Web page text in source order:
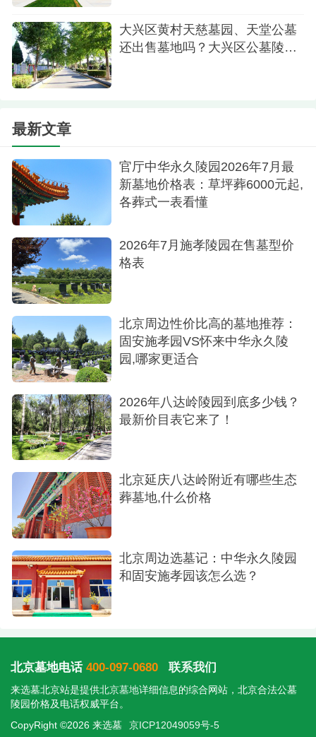
北京大兴天堂公墓是大部分朋友进行了解之
后，都会觉得十分满意的公墓，而且管理也十分完
善，所以任何时间都会有工作人员值班，也不需要
担心墓地管理不善或者其他的安全问题了。时间比
详细信息。
大兴区黄村天慈墓园、天堂公墓
还出售墓地吗？大兴区公墓陵园
最新文章
官厅中华永久陵园2026年7月最
新墓地价格表：草坪葬6000元起,
各葬式一表看懂
2026年7月施孝陵园在售墓型价
格表
北京周边性价比高的墓地推荐：
固安施孝园VS怀来中华永久陵
园,哪家更适合
2026年八达岭陵园到底多少钱？
最新价目表它来了！
北京延庆八达岭附近有哪些生态
葬墓地,什么价格
北京周边选墓记：中华永久陵园
和固安施孝园该怎么选？
北京墓地电话 400-097-0680 联系我们
来选墓北京站是提供北京墓地详细信息的综合网站，北京合法公墓
陵园价格及电话权威平台。
CopyRight ©2026 来选墓
京ICP12049059号-5